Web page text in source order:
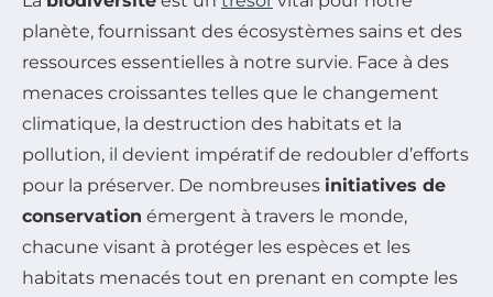
planète, fournissant des écosystèmes sains et des
ressources essentielles à notre survie. Face à des
menaces croissantes telles que le changement
climatique, la destruction des habitats et la
pollution, il devient impératif de redoubler d’efforts
pour la préserver. De nombreuses initiatives de
conservation émergent à travers le monde,
chacune visant à protéger les espèces et les
habitats menacés tout en prenant en compte les